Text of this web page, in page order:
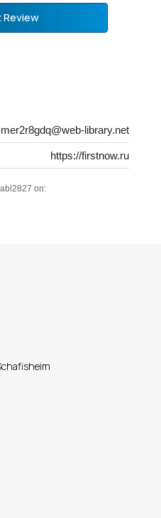
library.net
https://firstnow.ru
on: